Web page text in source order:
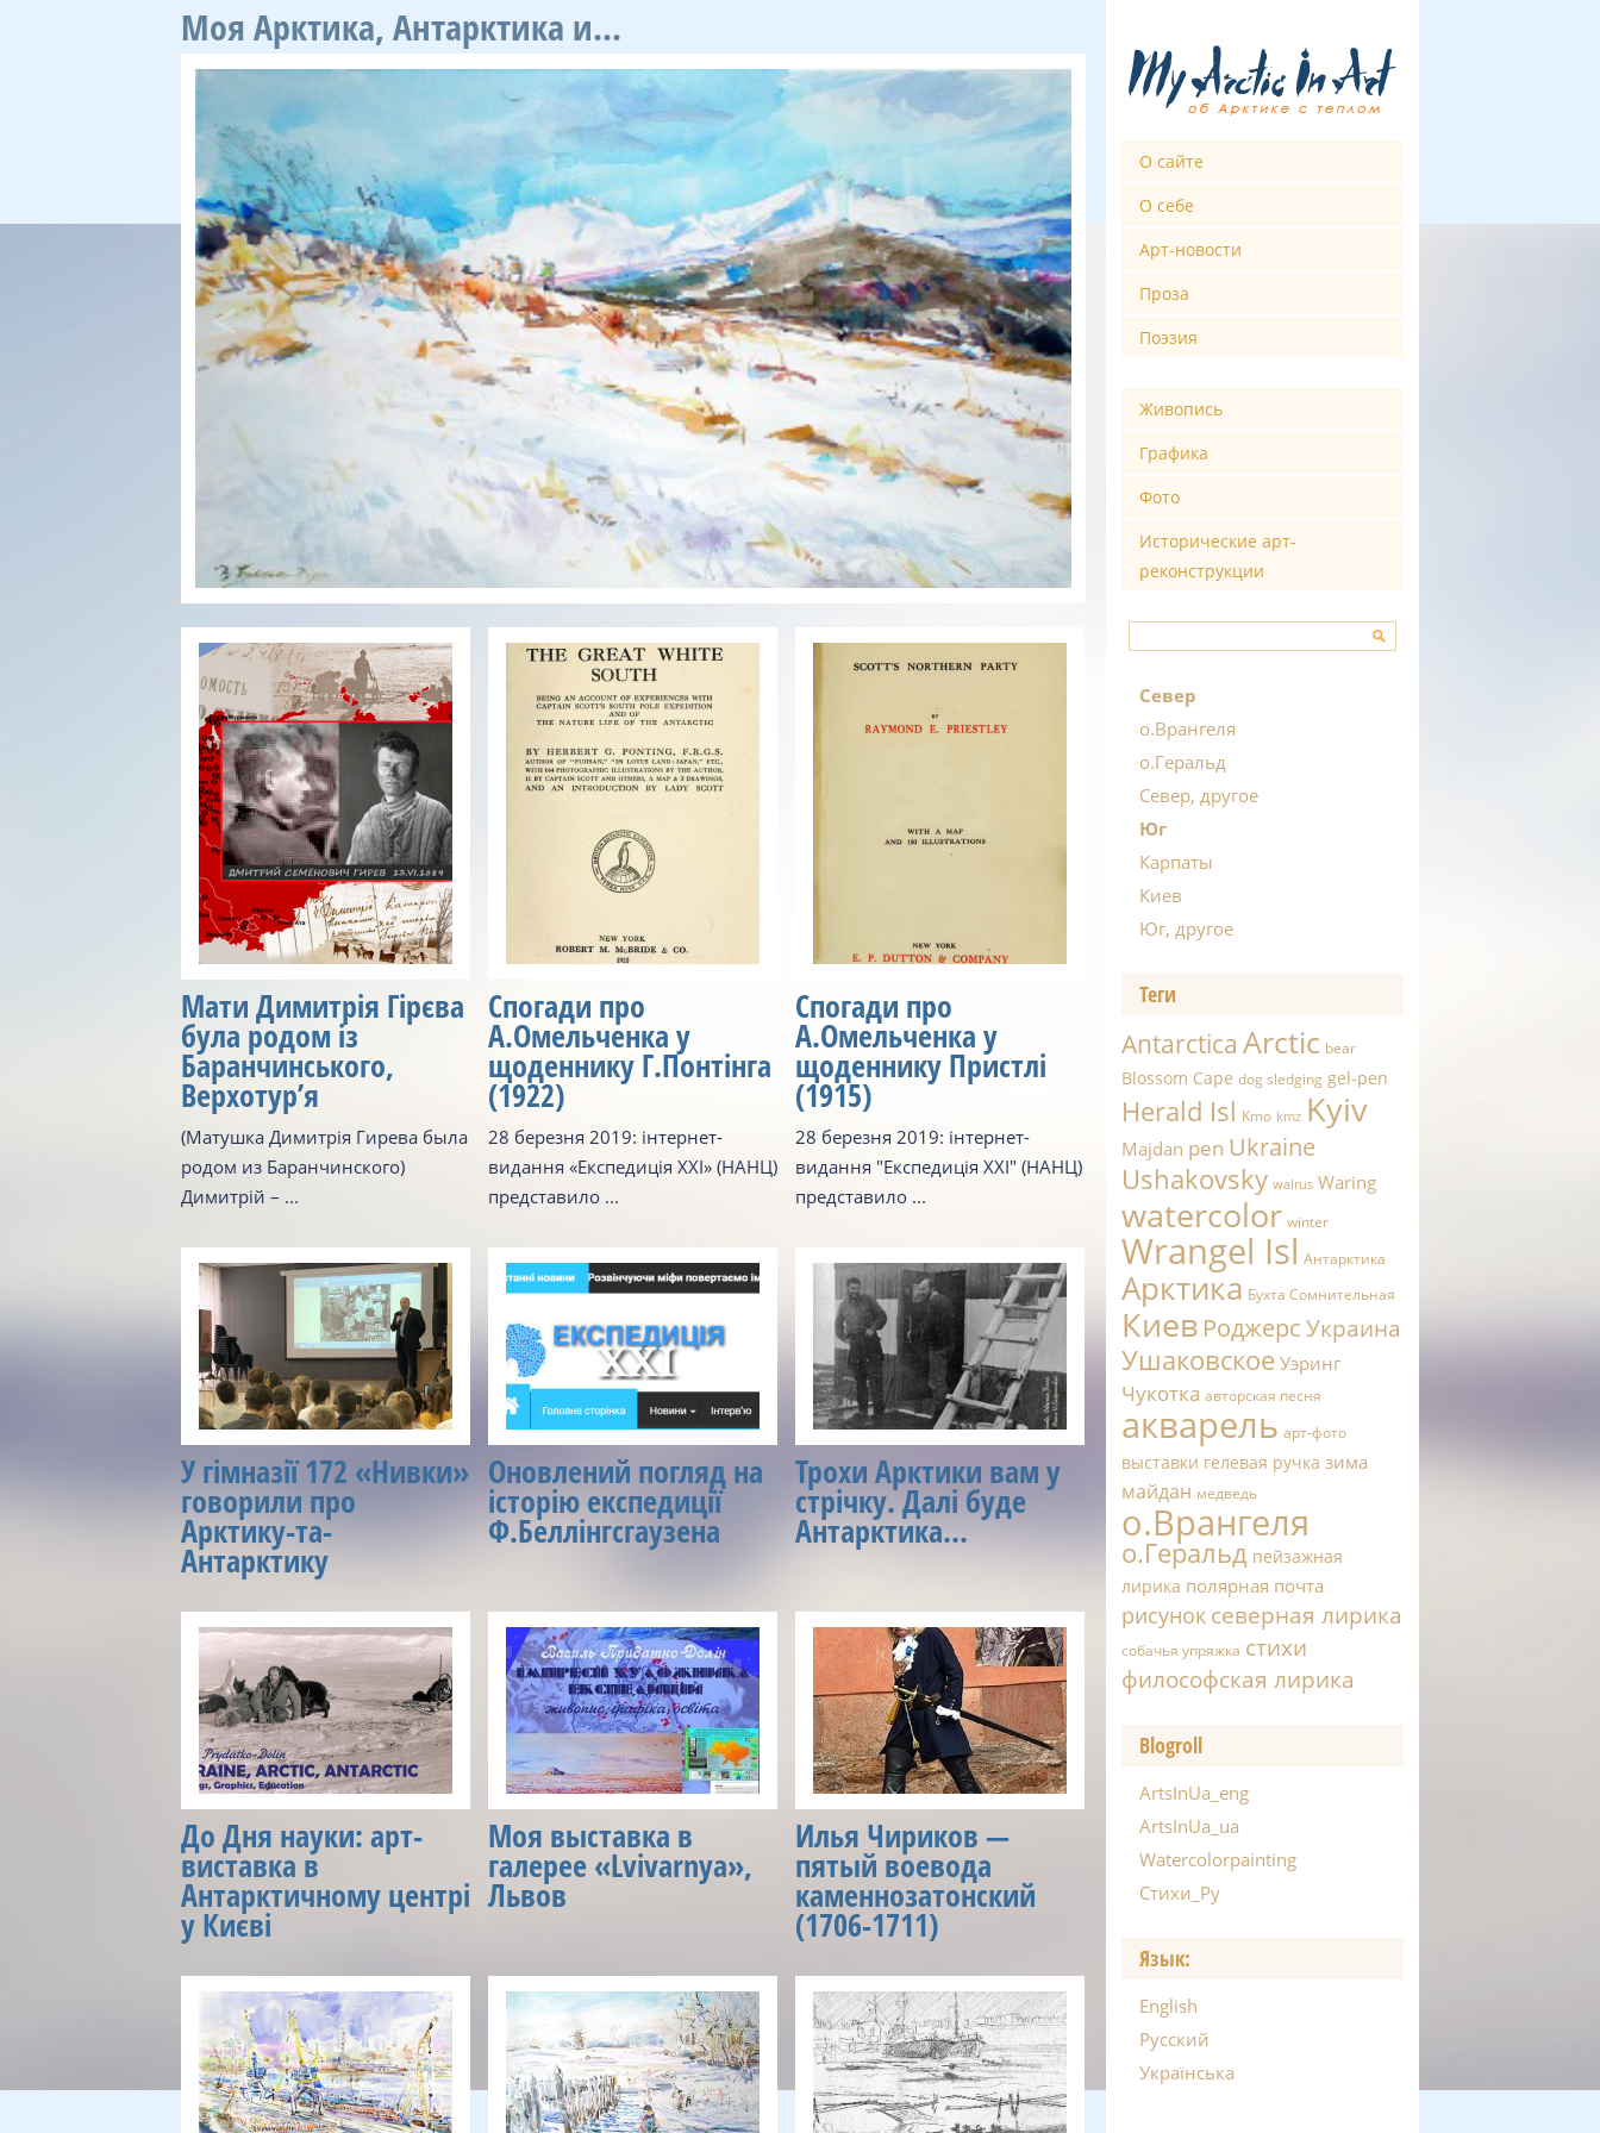
Моя Арктика, Антарктика и...
Мати Димитрія Гірєва
була родом із
Баранчинського,
Верхотур’я
(Матушка Димитрія Гирева была
родом из Баранчинского)
Димитрій – ...
Спогади про
А.Омельченка у
щоденнику Г.Понтінга
(1922)
28 березня 2019: інтернет-
видання «Експедиція XXI» (НАНЦ)
представило ...
Спогади про
А.Омельченка у
щоденнику Пристлі
(1915)
28 березня 2019: інтернет-
видання "Експедиція XXI" (НАНЦ)
представило ...
У гімназії 172 «Нивки»
говорили про
Арктику-та-
Антарктику
Оновлений погляд на
історію експедиції
Ф.Беллінгсгаузена
Трохи Арктики вам у
стрічку. Далі буде
Антарктика…
До Дня науки: арт-
виставка в
Антарктичному центрі
у Києві
Моя выставка в
галерее «Lvivarnya»,
Львов
Илья Чириков —
пятый воевода
каменнозатонский
(1706-1711)
О сайте
О себе
Арт-новости
Проза
Поэзия
Живопись
Графика
Фото
Исторические арт-
реконструкции
Север
о.Врангеля
о.Геральд
Север, другое
Юг
Карпаты
Киев
Юг, другое
Теги
Antarctica Arctic bear
Blossom Cape dog sledging gel-pen
Herald Isl Kmo kmz Kyiv
Majdan pen Ukraine
Ushakovsky walrus Waring
watercolor winter
Wrangel Isl Антарктика
Арктика Бухта Сомнительная
Киев РоджерсУкраина
Ушаковское Уэринг
Чукотка авторская песня
акварель арт-фото
выставки гелевая ручка зима
майдан медведь
о.Врангеля
о.Геральд пейзажная
лирика полярная почта
рисунок северная лирика
собачья упряжка стихи
философская лирика
Blogroll
ArtsInUa_eng
ArtsInUa_ua
Watercolorpainting
Стихи_Ру
Язык:
English
Русский
Українська